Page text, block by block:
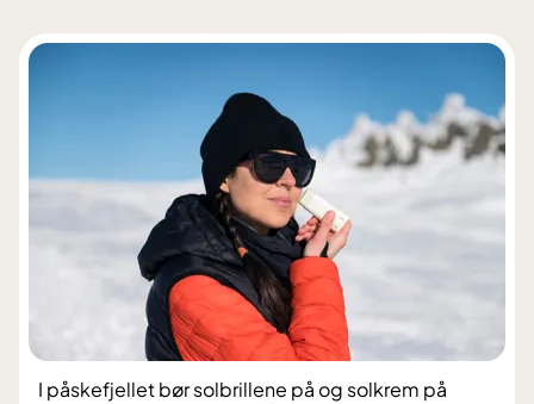
I påskefjellet bør solbrillene på og solkrem på